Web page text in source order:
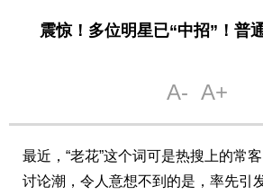
震惊！多位明星已“中招”！普
最近，“老花”这个词可是热搜上的常
讨论潮，令人意想不到的是，率先引